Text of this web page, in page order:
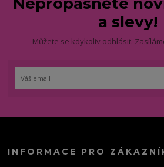
a slevy!
Můžete se kdykoliv odhlásit.
INFORMACE PRO